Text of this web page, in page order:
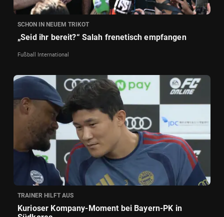
SCHON IN NEUEM TRIKOT
„Seid ihr bereit?“ Salah frenetisch empfangen
Fußball International
TRAINER HILFT AUS
Kurioser Kompany-Moment bei Bayern-PK in